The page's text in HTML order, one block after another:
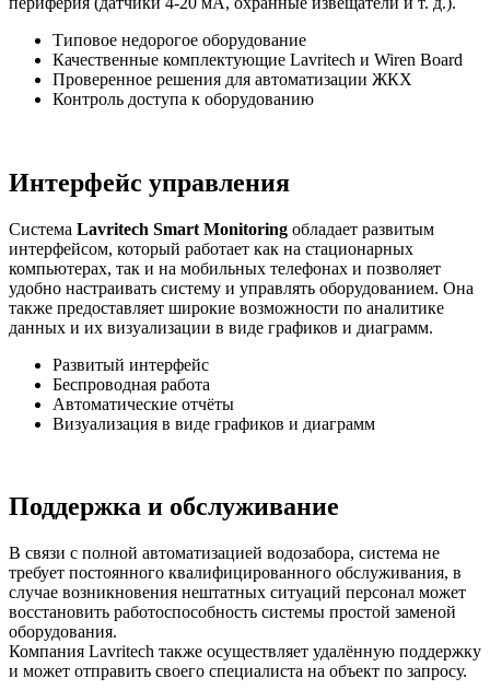
Типовое недорогое оборудование
Качественные комплектующие Lavritech и Wiren Board
Проверенное решения для автоматизации ЖКХ
Контроль доступа к оборудованию
Интерфейс управления
Система Lavritech Smart Monitoring обладает развитым
интерфейсом, который работает как на стационарных
компьютерах, так и на мобильных телефонах и позволяет
удобно настраивать систему и управлять оборудованием. Она
также предоставляет широкие возможности по аналитике
данных и их визуализации в виде графиков и диаграмм.
Развитый интерфейс
Беспроводная работа
Автоматические отчёты
Визуализация в виде графиков и диаграмм
Поддержка и обслуживание
В связи с полной автоматизацией водозабора, система не
требует постоянного квалифицированного обслуживания, в
случае возникновения нештатных ситуаций персонал может
восстановить работоспособность системы простой заменой
оборудования.
Компания Lavritech также осуществляет удалённую поддержку
и может отправить своего специалиста на объект по запросу.